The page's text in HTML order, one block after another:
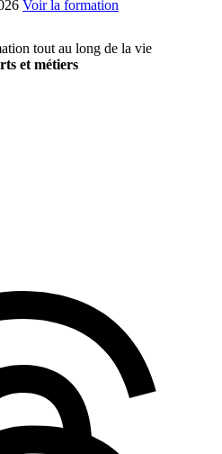
Voir la formation
tout au long de la vie
et métiers